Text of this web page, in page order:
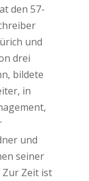
den 57-
und
drei
bildete
in
und
seiner
Zeit ist